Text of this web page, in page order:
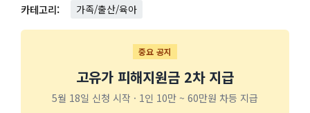
카테고리:
가족/출산/육아
중요 공지
고유가 피해지원금 2차 지급
5월 18일 신청 시작 · 1인 10만 ~ 60만원 차등 지급